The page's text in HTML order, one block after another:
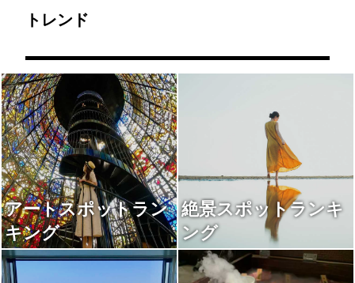
トレンド
アートスポットラン
キング
絶景スポットランキ
ング